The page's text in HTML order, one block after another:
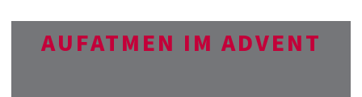
AUFATMEN IM ADVENT